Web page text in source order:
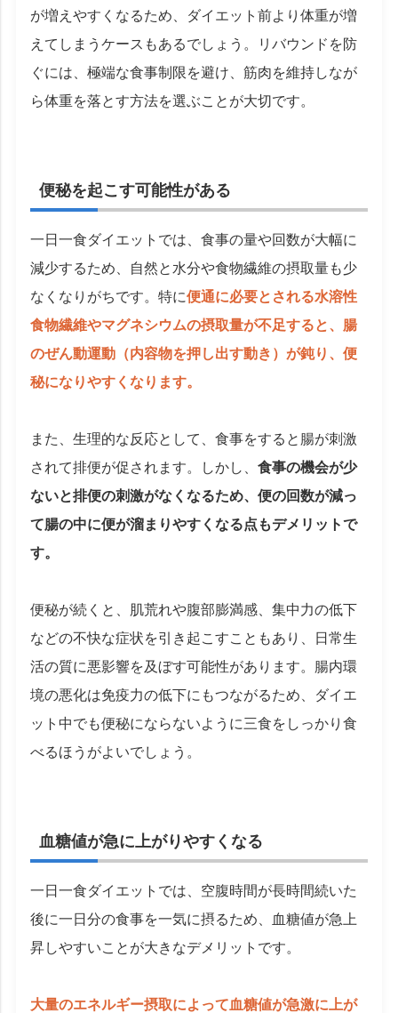
が増えやすくなるため、ダイエット前より体重が増
えてしまうケースもあるでしょう。リバウンドを防
ぐには、極端な食事制限を避け、筋肉を維持しなが
ら体重を落とす方法を選ぶことが大切です。
便秘を起こす可能性がある
一日一食ダイエットでは、食事の量や回数が大幅に
減少するため、自然と水分や食物繊維の摂取量も少
なくなりがちです。特に便通に必要とされる水溶性
食物繊維やマグネシウムの摂取量が不足すると、腸
のぜん動運動（内容物を押し出す動き）が鈍り、便
秘になりやすくなります。
また、生理的な反応として、食事をすると腸が刺激
されて排便が促されます。しかし、食事の機会が少
ないと排便の刺激がなくなるため、便の回数が減っ
て腸の中に便が溜まりやすくなる点もデメリットで
す。
便秘が続くと、肌荒れや腹部膨満感、集中力の低下
などの不快な症状を引き起こすこともあり、日常生
活の質に悪影響を及ぼす可能性があります。腸内環
境の悪化は免疫力の低下にもつながるため、ダイエ
ット中でも便秘にならないように三食をしっかり食
べるほうがよいでしょう。
血糖値が急に上がりやすくなる
一日一食ダイエットでは、空腹時間が長時間続いた
後に一日分の食事を一気に摂るため、血糖値が急上
昇しやすいことが大きなデメリットです。
大量のエネルギー摂取によって血糖値が急激に上が